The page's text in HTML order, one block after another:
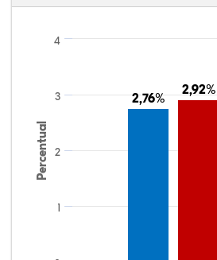
Percentual
2,76%
2,76%
2,92%
2,92%
1
2
3
4